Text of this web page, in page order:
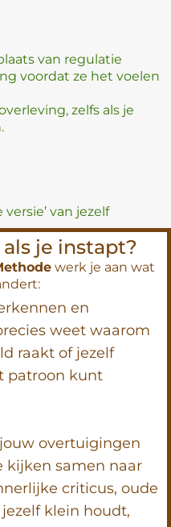
van regulatie
voordat ze het voelen
zelfs als je
van jezelf
je instapt?
werk je aan wat
en
weet waarom
raakt of jezelf
patroon kunt
overtuigingen
kijken samen naar
criticus, oude
klein houdt,